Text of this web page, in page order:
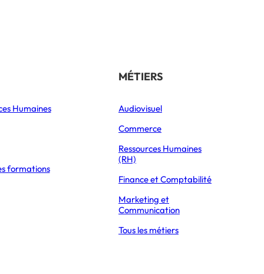
Éducation
THÉMATIQUES
Orientation
Vie étudiante
Formations
Partir à l’étranger
Humaines
formations
MÉTIERS
Audiovisuel
Commerce
Ressources Humaines
(RH)
Finance et Comptabilité
Marketing et
Communication
Tous les métiers